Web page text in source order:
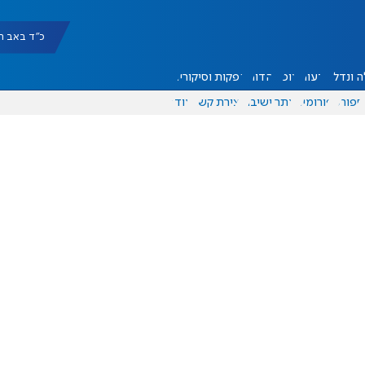
כ"ד באב תשפ"ו
ונדל"ן דעות אוכל יהדות הפקות וסיקורים
ספורט פורומים אתר ישיבה יצירת קשר עוד